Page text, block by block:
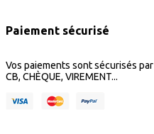
Paiement sécurisé
Vos paiements sont sécurisés par
CB, CHÈQUE, VIREMENT...